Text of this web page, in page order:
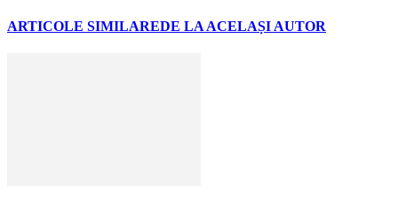
ARTICOLE SIMILAREDE LA ACELAȘI AUTOR